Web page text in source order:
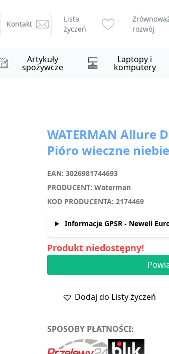
Kontakt
Lista
życzeń
rozwój
Artykuły
spożywcze
Laptopy i
komputery
WATERMAN Allure
Pióro wieczne
EAN: 3026981744693
PRODUCENT: Waterman
KOD PRODUCENTA: 2174469
Informacje GPSR - Newell
Produkt niedostępny!
Dodaj do Listy życzeń
SPOSOBY PŁATNOŚCI: